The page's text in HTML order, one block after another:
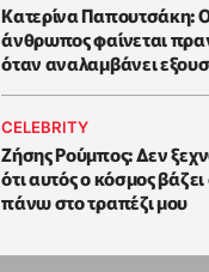
Κατερίνα Παπουτσάκη:
άνθρωπος φαίνεται
όταν αναλαμβάνει
CELEBRITY
Ζήσης Ρούμπος: Δεν
ότι αυτός ο κόσμος
πάνω στο τραπέζι μου